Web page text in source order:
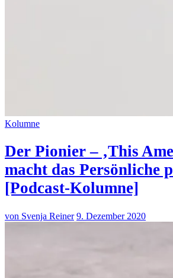
Kolumne
Der Pionier – ‚This
macht das Persönliche
[Podcast-Kolumne]
von Svenja Reiner 9. Dezember 2020